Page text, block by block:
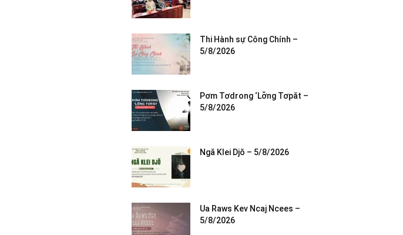
Thi Hành sự Công Chính –
5/8/2026
Pơm Tơdrong ‘Lơ̆ng Tơpăt –
5/8/2026
Ngă Klei Djŏ – 5/8/2026
Ua Raws Kev Ncaj Ncees –
5/8/2026